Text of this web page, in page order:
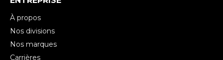
À propos
Nos divisions
Nos marques
Carrières